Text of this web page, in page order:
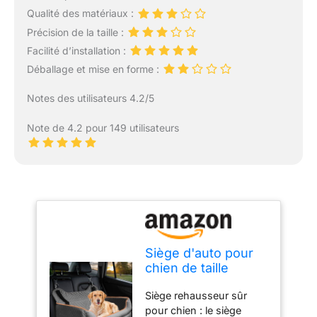
Qualité des matériaux :
Précision de la taille :
Facilité d’installation :
Déballage et mise en forme :
Notes des utilisateurs 4.2/5
Note de 4.2 pour 149 utilisateurs
Siège d'auto pour
chien de taille
Siège rehausseur
en mousse à
Siège rehausseur sûr
pour chien : le siège